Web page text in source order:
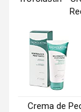
Crema de